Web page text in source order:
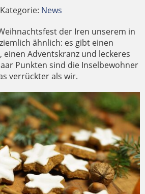
Kategorie: News
der Iren unserem in
ähnlich: es gibt einen
Adventskranz und leckeres
Punkten sind die Inselbewohner
verrückter als wir.